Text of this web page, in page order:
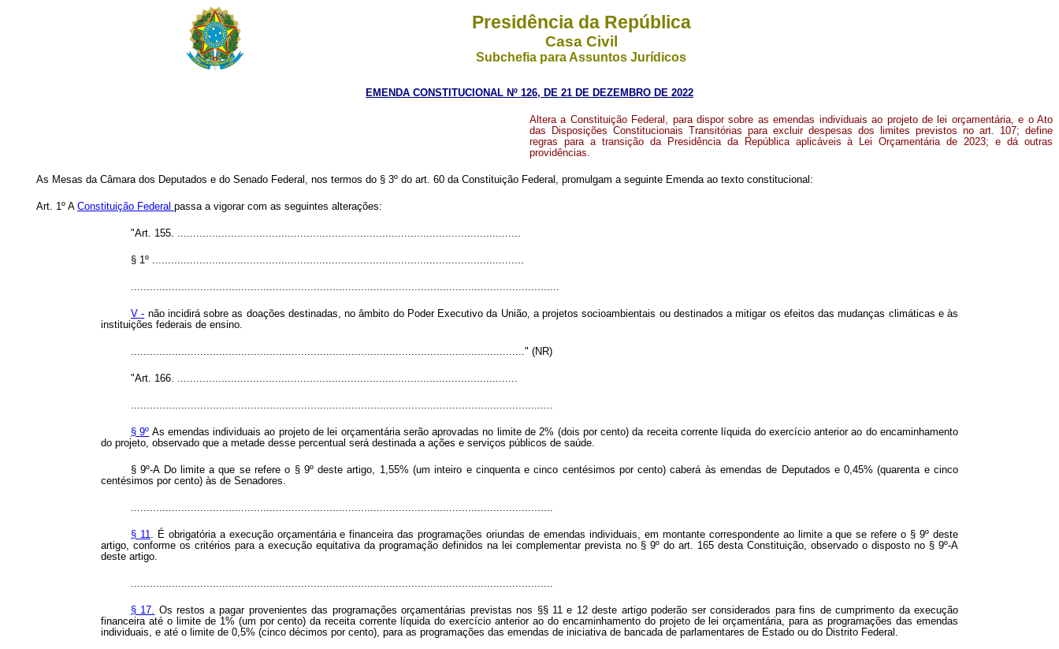
Presidência da República
Casa Civil
Subchefia para Assuntos Jurídicos
EMENDA CONSTITUCIONAL Nº 126, DE 21 DE DEZEMBRO DE 2022
Altera a Constituição Federal, para dispor sobre as emendas individuais ao projeto de lei orçamentária, e o Ato
das Disposições Constitucionais Transitórias para excluir despesas dos limites previstos no art. 107; define
regras para a transição da Presidência da República aplicáveis à Lei Orçamentária de 2023; e dá outras
providências.
As Mesas da Câmara dos Deputados e do Senado Federal, nos termos do § 3º do art. 60 da Constituição Federal, promulgam a seguinte Emenda ao texto constitucional:
Art. 1º A Constituição Federal passa a vigorar com as seguintes alterações:
"Art. 155. .............................................................................................................
§ 1º ......................................................................................................................
........................................................................................................................................
V - não incidirá sobre as doações destinadas, no âmbito do Poder Executivo da União, a projetos socioambientais ou destinados a mitigar os efeitos das mudanças climáticas e às
instituições federais de ensino.
............................................................................................................................." (NR)
"Art. 166. ............................................................................................................
......................................................................................................................................
§ 9º As emendas individuais ao projeto de lei orçamentária serão aprovadas no limite de 2% (dois por cento) da receita corrente líquida do exercício anterior ao do encaminhamento
do projeto, observado que a metade desse percentual será destinada a ações e serviços públicos de saúde.
§ 9º-A Do limite a que se refere o § 9º deste artigo, 1,55% (um inteiro e cinquenta e cinco centésimos por cento) caberá às emendas de Deputados e 0,45% (quarenta e cinco
centésimos por cento) às de Senadores.
......................................................................................................................................
§ 11. É obrigatória a execução orçamentária e financeira das programações oriundas de emendas individuais, em montante correspondente ao limite a que se refere o § 9º deste
artigo, conforme os critérios para a execução equitativa da programação definidos na lei complementar prevista no § 9º do art. 165 desta Constituição, observado o disposto no § 9º-A
deste artigo.
......................................................................................................................................
§ 17. Os restos a pagar provenientes das programações orçamentárias previstas nos §§ 11 e 12 deste artigo poderão ser considerados para fins de cumprimento da execução
financeira até o limite de 1% (um por cento) da receita corrente líquida do exercício anterior ao do encaminhamento do projeto de lei orçamentária, para as programações das emendas
individuais, e até o limite de 0,5% (cinco décimos por cento), para as programações das emendas de iniciativa de bancada de parlamentares de Estado ou do Distrito Federal.